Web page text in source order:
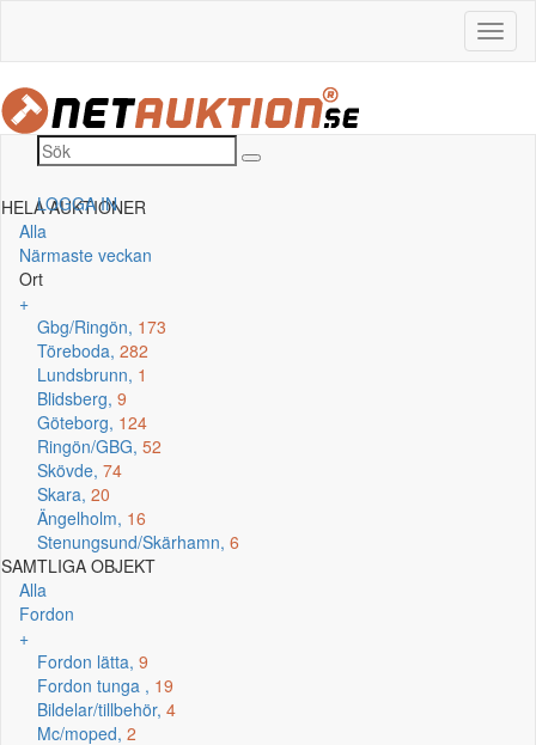
LOGGA IN
HELA AUKTIONER
Alla
Närmaste veckan
Ort
+
Gbg/Ringön, 173
Töreboda, 282
Lundsbrunn, 1
Blidsberg, 9
Göteborg, 124
Ringön/GBG, 52
Skövde, 74
Skara, 20
Ängelholm, 16
Stenungsund/Skärhamn, 6
SAMTLIGA OBJEKT
Alla
Fordon
+
Fordon lätta, 9
Fordon tunga , 19
Bildelar/tillbehör, 4
Mc/moped, 2